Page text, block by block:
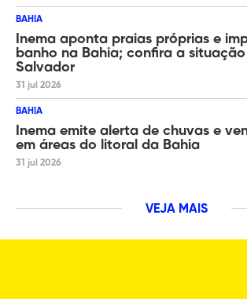
BAHIA
Inema aponta praias próprias e
banho na Bahia; confira a
Salvador
31 jul 2026
BAHIA
Inema emite alerta de chuvas e
em áreas do litoral da Bahia
31 jul 2026
VEJA MAIS